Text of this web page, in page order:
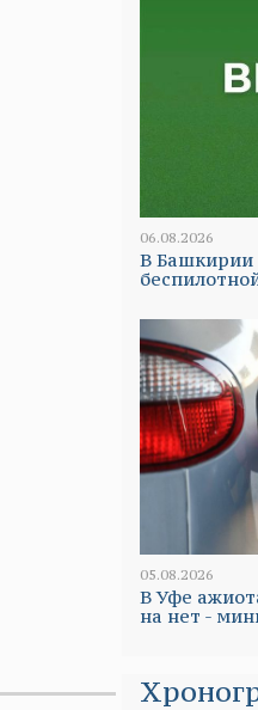
06.08.2026
В Башкирии
05.08.2026
В Уфе
на нет -